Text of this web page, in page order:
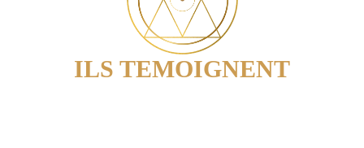
ILS TEMOIGNENT